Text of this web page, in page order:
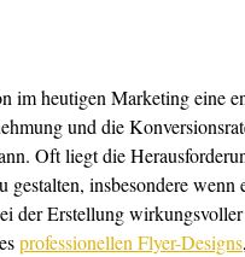
im heutigen Marketing eine
und die
Oft liegt die
insbesondere wenn
der Erstellung wirkungsvoller
professionellen Flyer-Designs